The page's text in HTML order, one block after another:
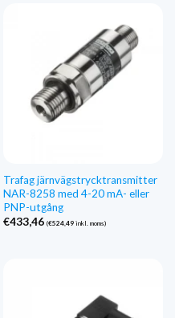
Trafag järnvägstrycktransmitter
NAR-8258 med 4-20 mA- eller
PNP-utgång
€433,46 (€524,49inkl. moms)